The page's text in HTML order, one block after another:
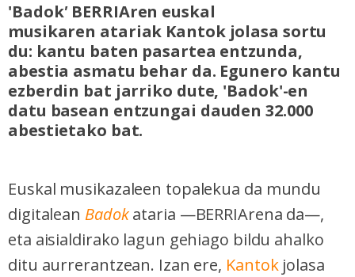
'Badok' BERRIAren euskal
musikaren atariak Kantok jolasa sortu
du: kantu baten pasartea entzunda,
abestia asmatu behar da. Egunero kantu
ezberdin bat jarriko dute, 'Badok'-en
datu basean entzungai dauden 32.000
abestietako bat.
Euskal musikazaleen topalekua da mundu
digitalean Badok ataria —BERRIArena da—,
eta aisialdirako lagun gehiago bildu ahalko
ditu aurrerantzean. Izan ere, Kantok jolasa